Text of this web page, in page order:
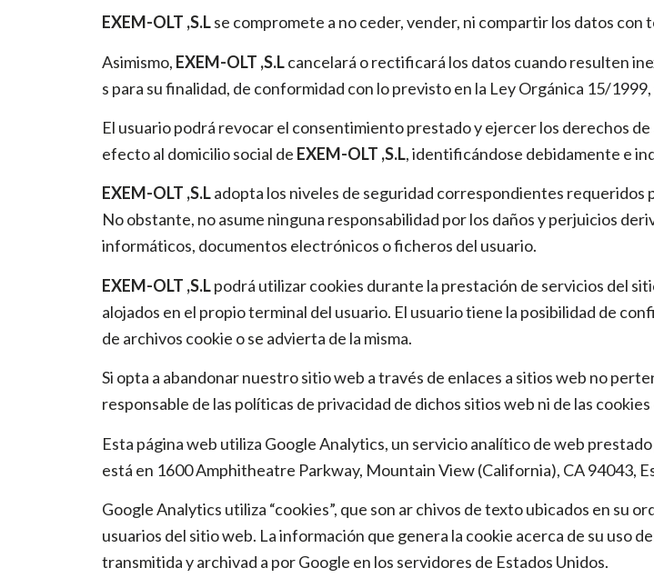
EXEM-OLT ,S.Lse compromete a no ceder, vender, ni compartir los datos con
Asimismo, EXEM-OLT ,S.Lcancelará o rectificará los datos cuando resulten
s para su finalidad, de conformidad con lo previsto en la Ley Orgánica 15/
El usuario podrá revocar el consentimiento prestado y ejercer los derechos
efecto al domicilio social de EXEM-OLT ,S.L, identificándose debidamente e
EXEM-OLT ,S.Ladopta los niveles de seguridad correspondientes requeridos
No obstante, no asume ninguna responsabilidad por los daños y perjuicios
informáticos, documentos electrónicos o ficheros del usuario.
EXEM-OLT ,S.Lpodrá utilizar cookies durante la prestación de servicios del
alojados en el propio terminal del usuario. El usuario tiene la posibilidad de
de archivos cookie o se advierta de la misma.
Si opta a abandonar nuestro sitio web a través de enlaces a sitios web no
responsable de las políticas de privacidad de dichos sitios web ni de las
Esta página web utiliza Google Analytics, un servicio analítico de web
está en 1600 Amphitheatre Parkway, Mountain View (California), CA 94043,
Google Analytics utiliza “cookies”, que son ar chivos de texto ubicados en su
usuarios del sitio web. La información que genera la cookie acerca de su uso
transmitida y archivad a por Google en los servidores de Estados Unidos.